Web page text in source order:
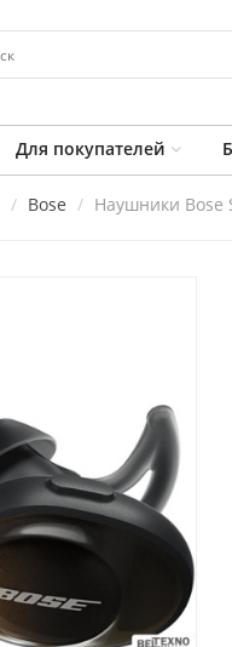
Для покупателей
Bose Наушники Bose